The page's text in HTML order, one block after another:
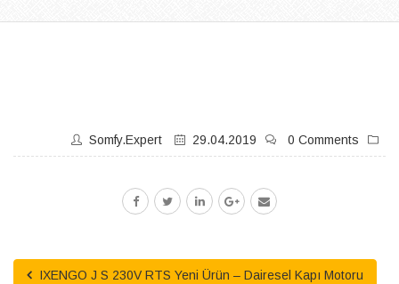
Somfy.expert 29.04.2019 0 Comments
IXENGO J S 230V RTS Yeni Ürün – Dairesel Kapı Motoru